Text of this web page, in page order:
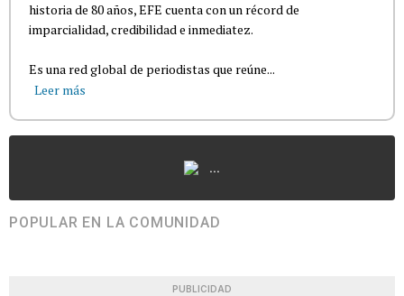
historia de 80 años, EFE cuenta con un récord de
imparcialidad, credibilidad e inmediatez.
Es una red global de periodistas que reúne...
Leer más
...
POPULAR EN LA COMUNIDAD
PUBLICIDAD